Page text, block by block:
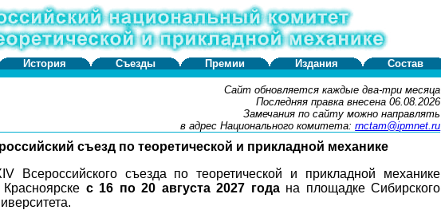
История Съезды Премии Издания Состав
Сайт обновляется каждые два-три месяца
Последняя правка внесена 06.08.2026
Замечания по сайту можно направлять
в адрес Национального комитета:rnctam@ipmnet.ru
съезд по теоретической и прикладной механике
Всероссийского съезда по теоретической и прикладной механике
с 16 по 20 августа 2027 годана площадке Сибирского